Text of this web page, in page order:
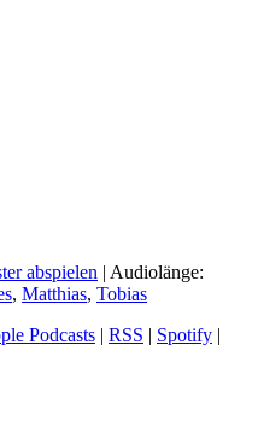
abspielen Audiolänge:
, Matthias, Tobias
Podcasts RSS Spotify